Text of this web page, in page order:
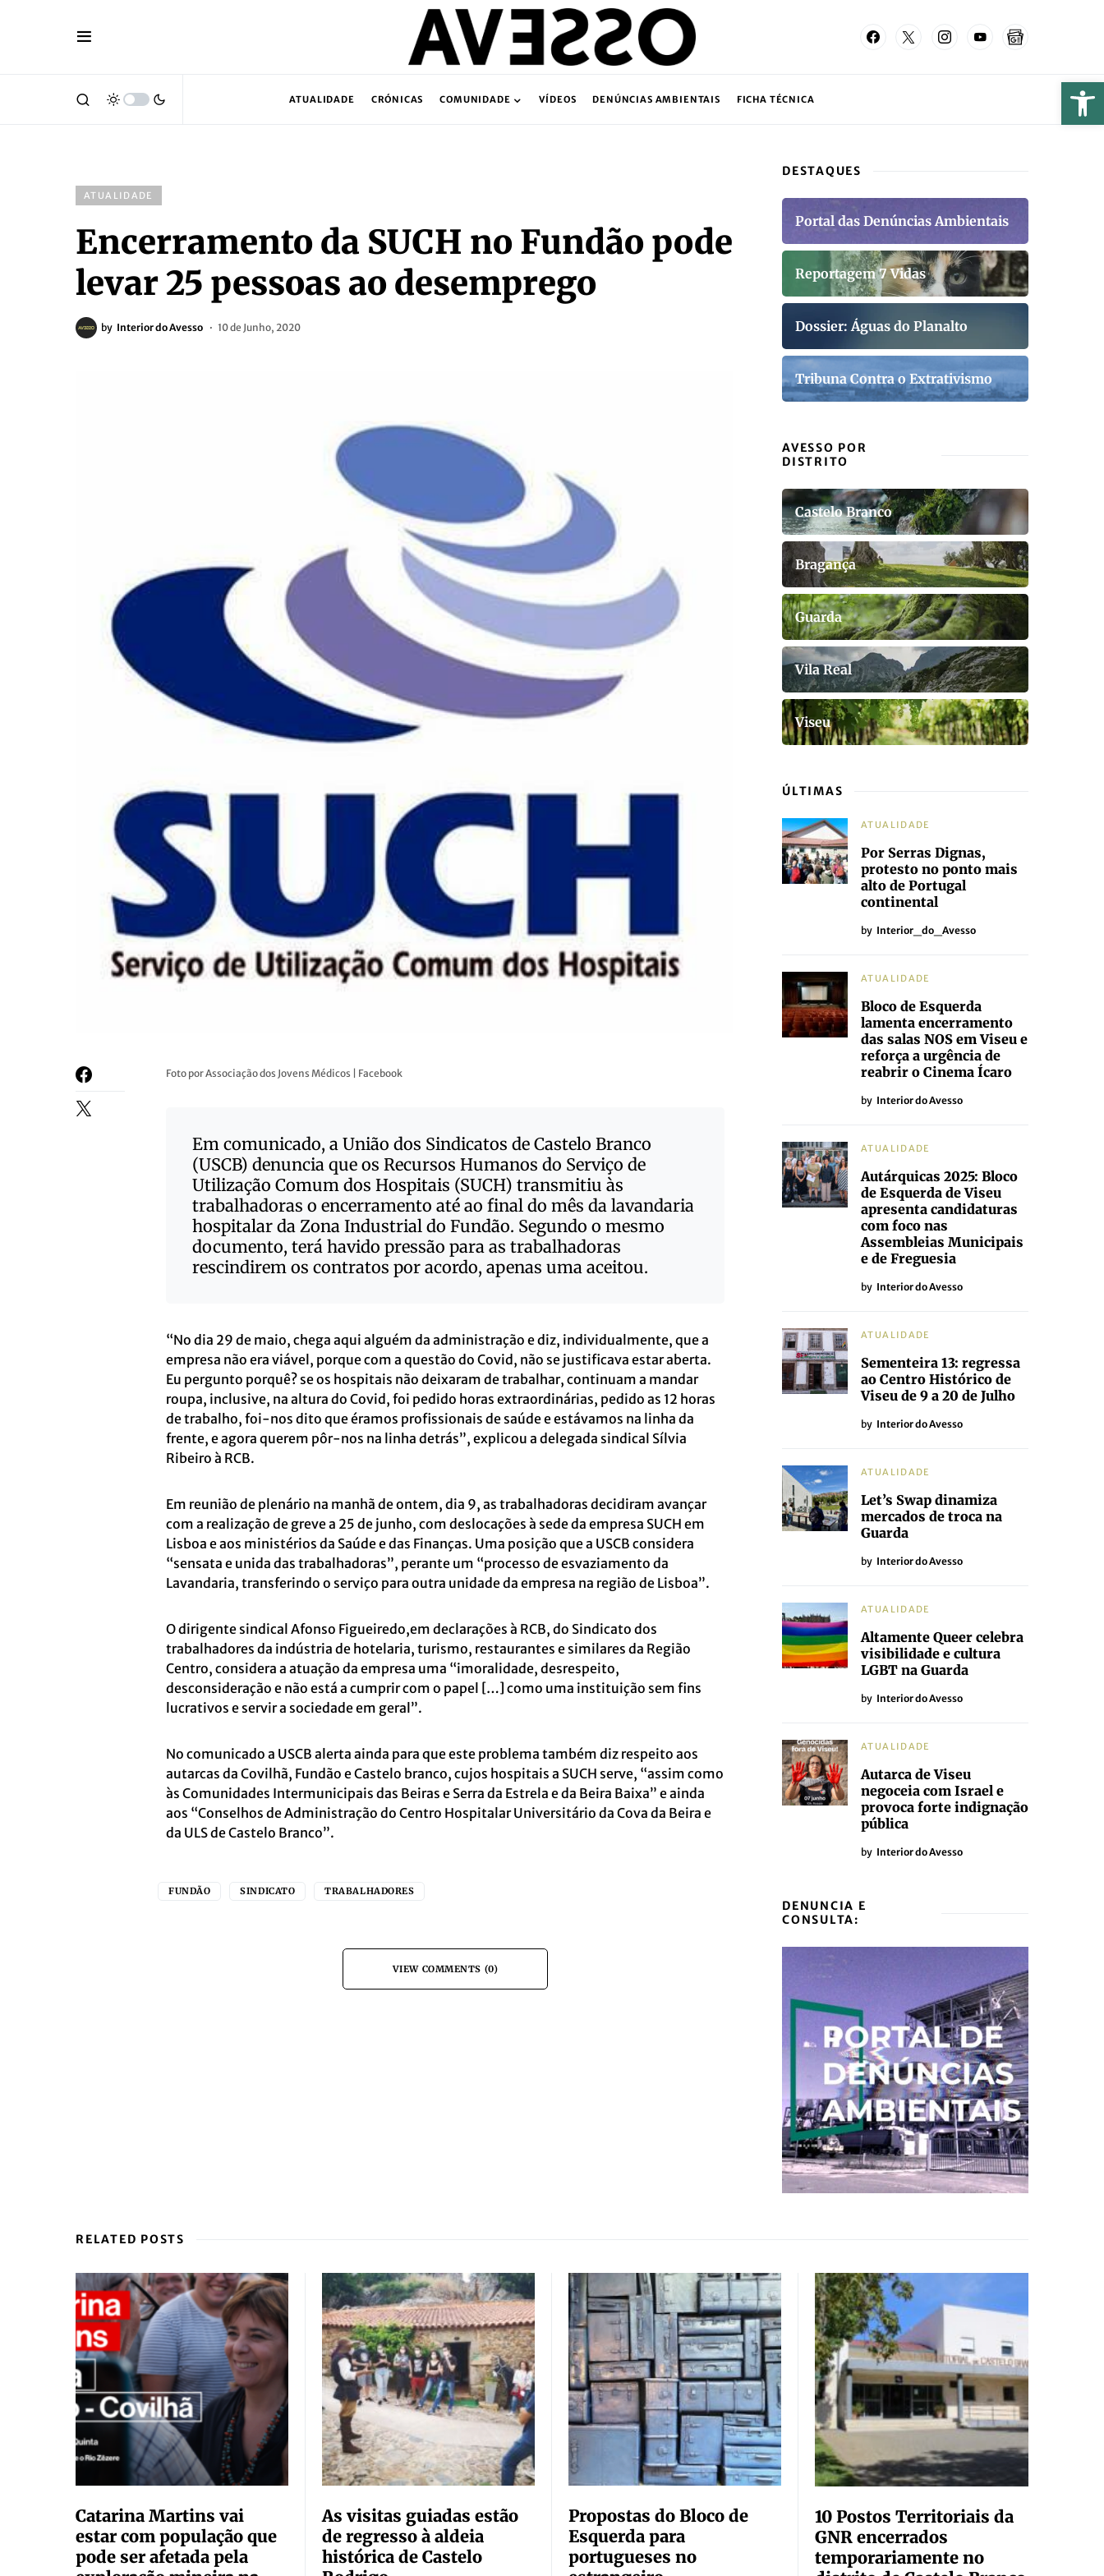
ATUALIDADE CRÓNICAS COMUNIDADE VÍDEOS DENÚNCIAS AMBIENTAIS FICHA TÉCNICA
ATUALIDADE
Encerramento da SUCH no Fundão pode
levar 25 pessoas ao desemprego
by Interior do Avesso 10 de Junho, 2020
Foto por Associação dos Jovens Médicos | Facebook
Em comunicado, a União dos Sindicatos de Castelo Branco
(USCB) denuncia que os Recursos Humanos do Serviço de
Utilização Comum dos Hospitais (SUCH) transmitiu às
trabalhadoras o encerramento até ao final do mês da lavandaria
hospitalar da Zona Industrial do Fundão. Segundo o mesmo
documento, terá havido pressão para as trabalhadoras
rescindirem os contratos por acordo, apenas uma aceitou.
“No dia 29 de maio, chega aqui alguém da administração e diz, individualmente, que a
empresa não era viável, porque com a questão do Covid, não se justificava estar aberta.
Eu pergunto porquê? se os hospitais não deixaram de trabalhar, continuam a mandar
roupa, inclusive, na altura do Covid, foi pedido horas extraordinárias, pedido as 12 horas
de trabalho, foi-nos dito que éramos profissionais de saúde e estávamos na linha da
frente, e agora querem pôr-nos na linha detrás”, explicou a delegada sindical Sílvia
Ribeiro à RCB.
Em reunião de plenário na manhã de ontem, dia 9, as trabalhadoras decidiram avançar
com a realização de greve a 25 de junho, com deslocações à sede da empresa SUCH em
Lisboa e aos ministérios da Saúde e das Finanças. Uma posição que a USCB considera
“sensata e unida das trabalhadoras”, perante um “processo de esvaziamento da
Lavandaria, transferindo o serviço para outra unidade da empresa na região de Lisboa”.
O dirigente sindical Afonso Figueiredo,em declarações à RCB, do Sindicato dos
trabalhadores da indústria de hotelaria, turismo, restaurantes e similares da Região
Centro, considera a atuação da empresa uma “imoralidade, desrespeito,
desconsideração e não está a cumprir com o papel […] como uma instituição sem fins
lucrativos e servir a sociedade em geral”.
No comunicado a USCB alerta ainda para que este problema também diz respeito aos
autarcas da Covilhã, Fundão e Castelo branco, cujos hospitais a SUCH serve, “assim como
às Comunidades Intermunicipais das Beiras e Serra da Estrela e da Beira Baixa” e ainda
aos “Conselhos de Administração do Centro Hospitalar Universitário da Cova da Beira e
da ULS de Castelo Branco”.
FUNDÃO SINDICATO TRABALHADORES
VIEW COMMENTS (0)
DESTAQUES
Portal das Denúncias Ambientais
Reportagem 7 Vidas
Dossier: Águas do Planalto
Tribuna Contra o Extrativismo
AVESSO POR
DISTRITO
Castelo Branco
Bragança
Guarda
Vila Real
Viseu
ÚLTIMAS
ATUALIDADE
Por Serras Dignas,
protesto no ponto mais
alto de Portugal
continental
by Interior_do_Avesso
ATUALIDADE
Bloco de Esquerda
lamenta encerramento
das salas NOS em Viseu e
reforça a urgência de
reabrir o Cinema Ícaro
by Interior do Avesso
ATUALIDADE
Autárquicas 2025: Bloco
de Esquerda de Viseu
apresenta candidaturas
com foco nas
Assembleias Municipais
e de Freguesia
by Interior do Avesso
ATUALIDADE
Sementeira 13: regressa
ao Centro Histórico de
Viseu de 9 a 20 de Julho
by Interior do Avesso
ATUALIDADE
Let’s Swap dinamiza
mercados de troca na
Guarda
by Interior do Avesso
ATUALIDADE
Altamente Queer celebra
visibilidade e cultura
LGBT na Guarda
by Interior do Avesso
ATUALIDADE
Autarca de Viseu
negoceia com Israel e
provoca forte indignação
pública
by Interior do Avesso
DENUNCIA E
CONSULTA:
RELATED POSTS
Catarina Martins vai
estar com população que
pode ser afetada pela
As visitas guiadas estão
de regresso à aldeia
histórica de Castelo
Propostas do Bloco de
Esquerda para
portugueses no
10 Postos Territoriais da
GNR encerrados
temporariamente no